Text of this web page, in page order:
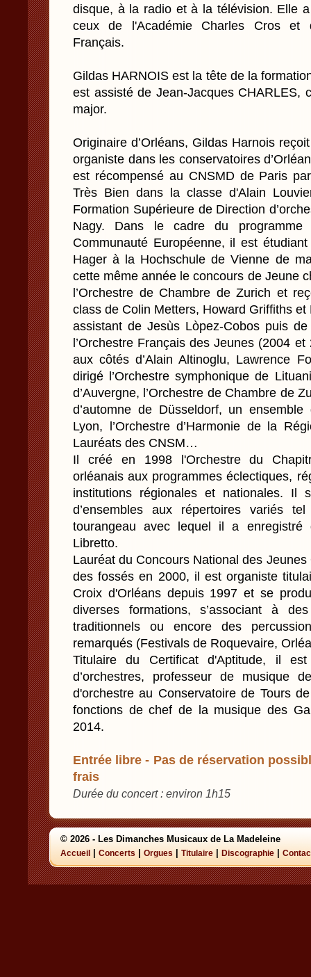
disque, à la radio et à la télévision. Elle
ceux de l'Académie Charles Cros et
Français.
Gildas HARNOIS est la tête de la
est assisté de Jean-Jacques CHARLES,
major.
Originaire d’Orléans, Gildas Harnois
organiste dans les conservatoires
est récompensé au CNSMD de Paris
Très Bien dans la classe d'Alain
Formation Supérieure de Direction
Nagy. Dans le cadre du
Communauté Européenne, il est
Hager à la Hochschule de Vienne de
cette même année le concours de Jeune
l’Orchestre de Chambre de Zurich et
class de Colin Metters, Howard Griffiths
assistant de Jesùs Lòpez-Cobos puis
l’Orchestre Français des Jeunes (2004
aux côtés d’Alain Altinoglu, Lawrence
dirigé l’Orchestre symphonique de
d’Auvergne, l’Orchestre de Chambre de
d’automne de Düsseldorf, un
Lyon, l’Orchestre d’Harmonie de la
Lauréats des CNSM…
Il créé en 1998 l'Orchestre du
orléanais aux programmes éclectiques,
institutions régionales et nationales. Il
d’ensembles aux répertoires variés
tourangeau avec lequel il a enregistré
Libretto.
Lauréat du Concours National des
des fossés en 2000, il est organiste
Croix d'Orléans depuis 1997 et se
diverses formations, s’associant à
traditionnels ou encore des
remarqués (Festivals de Roquevaire,
Titulaire du Certificat d'Aptitude, il
d’orchestres, professeur de musique
d'orchestre au Conservatoire de Tours
fonctions de chef de la musique des
2014.
Entrée libre - Pas de réservation
frais
Durée du concert : environ 1h15
© 2026 - Les Dimanches Musicaux de La Madeleine
Accueil Concerts Orgues Titulaire Discographie